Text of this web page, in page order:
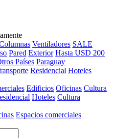
Ventiladores SALE
Pared Exterior Hasta USD 200
Países Paraguay
Residencial Hoteles
Edificios Oficinas Cultura
Hoteles Cultura
Espacios comerciales